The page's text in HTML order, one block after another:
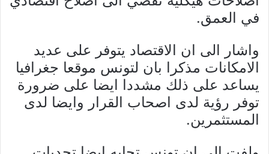
في العمق.
واشار الى ان الاقتصاد يتوفر على عديد
الامكانات مذكرا بان لتونس موقعا جغرافيا
يساعد على ذلك مشددا ايضا على ضرورة
توفر رؤية لدى اصحاب القرار وايضا لدى
المستثمرين.